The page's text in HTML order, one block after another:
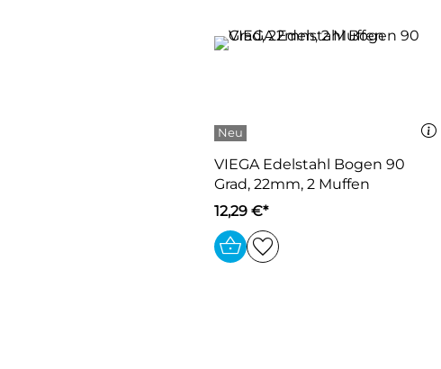
VIEGA Edelstahl Bogen 90
Grad, 22mm, 2 Muffen
12,29 €*